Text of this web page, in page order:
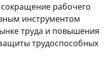
рабочего
инструментом
труда и повышения
трудоспособных